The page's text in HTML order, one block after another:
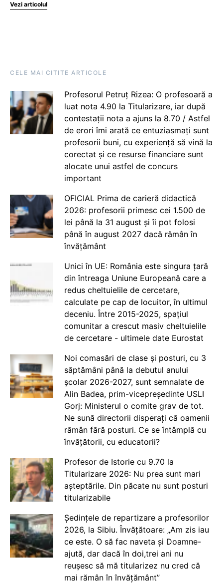
Vezi articolul
CELE MAI CITITE ARTICOLE
Profesorul Petruț Rizea: O profesoară a
luat nota 4.90 la Titularizare, iar după
contestații nota a ajuns la 8.70 / Astfel
de erori îmi arată ce entuziasmați sunt
profesorii buni, cu experiență să vină la
corectat și ce resurse financiare sunt
alocate unui astfel de concurs
important
OFICIAL Prima de carieră didactică
2026: profesorii primesc cei 1.500 de
lei până la 31 august și îi pot folosi
până în august 2027 dacă rămân în
învățământ
Unici în UE: România este singura țară
din întreaga Uniune Europeană care a
redus cheltuielile de cercetare,
calculate pe cap de locuitor, în ultimul
deceniu. Între 2015-2025, spațiul
comunitar a crescut masiv cheltuielile
de cercetare - ultimele date Eurostat
Noi comasări de clase și posturi, cu 3
săptămâni până la debutul anului
școlar 2026-2027, sunt semnalate de
Alin Badea, prim-vicepreședinte USLI
Gorj: Ministerul o comite grav de tot.
Ne sună directorii disperați că oamenii
rămân fără posturi. Ce se întâmplă cu
învățătorii, cu educatorii?
Profesor de Istorie cu 9.70 la
Titularizare 2026: Nu prea sunt mari
așteptările. Din păcate nu sunt posturi
titularizabile
Ședințele de repartizare a profesorilor
2026, la Sibiu. Învățătoare: „Am zis iau
ce este. O să fac naveta și Doamne-
ajută, dar dacă în doi,trei ani nu
reușesc să mă titularizez nu cred că
mai rămân în învățământ”